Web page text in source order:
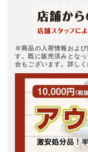
※商品の入荷情報および
す。既に販売済みとな
合もございます。詳し